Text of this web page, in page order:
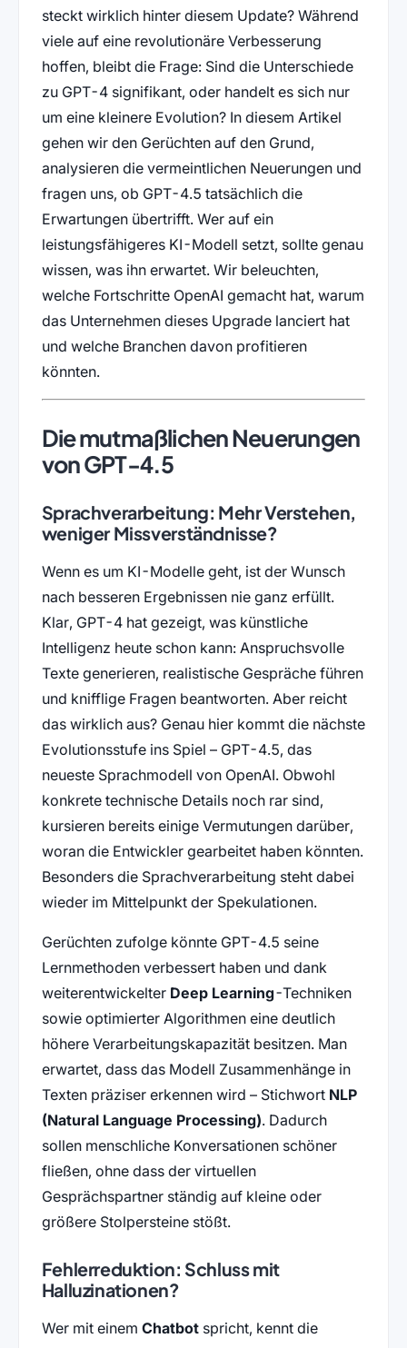
steckt wirklich hinter diesem Update? Während
viele auf eine revolutionäre Verbesserung
hoffen, bleibt die Frage: Sind die Unterschiede
zu GPT-4 signifikant, oder handelt es sich nur
um eine kleinere Evolution? In diesem Artikel
gehen wir den Gerüchten auf den Grund,
analysieren die vermeintlichen Neuerungen und
fragen uns, ob GPT-4.5 tatsächlich die
Erwartungen übertrifft. Wer auf ein
leistungsfähigeres KI-Modell setzt, sollte genau
wissen, was ihn erwartet. Wir beleuchten,
welche Fortschritte OpenAI gemacht hat, warum
das Unternehmen dieses Upgrade lanciert hat
und welche Branchen davon profitieren
könnten.
Die mutmaßlichen Neuerungen
von GPT-4.5
Sprachverarbeitung: Mehr Verstehen,
weniger Missverständnisse?
Wenn es um KI-Modelle geht, ist der Wunsch
nach besseren Ergebnissen nie ganz erfüllt.
Klar, GPT-4 hat gezeigt, was künstliche
Intelligenz heute schon kann: Anspruchsvolle
Texte generieren, realistische Gespräche führen
und knifflige Fragen beantworten. Aber reicht
das wirklich aus? Genau hier kommt die nächste
Evolutionsstufe ins Spiel – GPT-4.5, das
neueste Sprachmodell von OpenAI. Obwohl
konkrete technische Details noch rar sind,
kursieren bereits einige Vermutungen darüber,
woran die Entwickler gearbeitet haben könnten.
Besonders die Sprachverarbeitung steht dabei
wieder im Mittelpunkt der Spekulationen.
Gerüchten zufolge könnte GPT-4.5 seine
Lernmethoden verbessert haben und dank
weiterentwickelter Deep Learning-Techniken
sowie optimierter Algorithmen eine deutlich
höhere Verarbeitungskapazität besitzen. Man
erwartet, dass das Modell Zusammenhänge in
Texten präziser erkennen wird – Stichwort NLP
(Natural Language Processing). Dadurch
sollen menschliche Konversationen schöner
fließen, ohne dass der virtuellen
Gesprächspartner ständig auf kleine oder
größere Stolpersteine stößt.
Fehlerreduktion: Schluss mit
Halluzinationen?
Wer mit einem Chatbotspricht, kennt die